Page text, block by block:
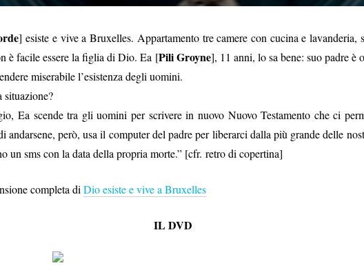
] esiste e vive a Bruxelles. Appartamento tre camere con cucina e lavanderia,
è facile essere la figlia di Dio. Ea [Pili Groyne], 11 anni, lo sa bene: suo padre è
miserabile l’esistenza degli uomini.
situazione?
Ea scende tra gli uomini per scrivere in nuovo Nuovo Testamento che ci
andarsene, però, usa il computer del padre per liberarci dalla più grande delle
un sms con la data della propria morte.” [cfr. retro di copertina]
completa di Dio esiste e vive a Bruxelles
IL DVD